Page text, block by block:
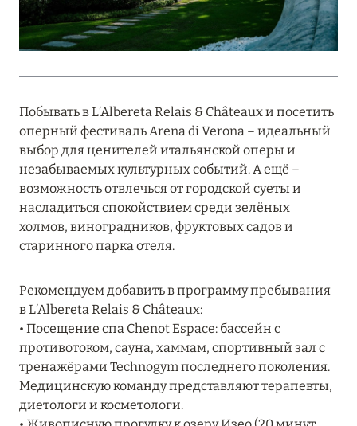
27 апреля 2026
Подробнее
20 марта 2026
MARCH GRAND ESCAPE: ПРЕДЛОЖЕНИЕ ОТ Á
LA CARTE PREMIUM ПО ОТЕЛЮ WALDORF
ASTORIA MALDIVES ITHAAFUSHI, МАЛЬДИВЫ
12 ноября 2025
MANDARIN ORIENTAL JUMEIRA — SUITE
NOVEMBER
Побывать в L’Albereta Relais & Châteaux и посетить
оперный фестиваль Arena di Verona – идеальный
выбор для ценителей итальянской оперы и
незабываемых культурных событий. А ещё –
возможность отвлечься от городской суеты и
насладиться спокойствием среди зелёных
холмов, виноградников, фруктовых садов и
старинного парка отеля.
Рекомендуем добавить в программу пребывания
в L’Albereta Relais & Châteaux:
• Посещение спа Chenot Espace: бассейн с
противотоком, сауна, хаммам, спортивный зал с
тренажёрами Technogym последнего поколения.
Медицинскую команду представляют терапевты,
диетологи и косметологи.